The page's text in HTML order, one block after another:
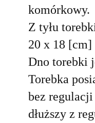
komórkowy.
Z tyłu
20 x 18 [cm]
Dno torebki
Torebka
bez regulacji
dłuższy z